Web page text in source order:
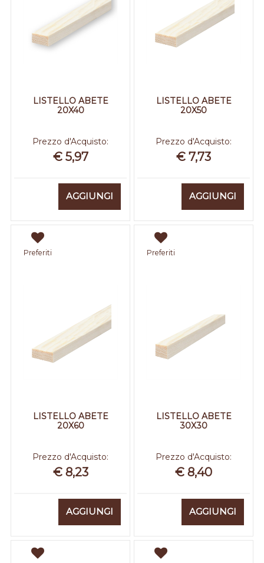
LISTELLO ABETE
20X40
Prezzo d'Acquisto:
€ 5,97
AGGIUNGI
LISTELLO ABETE
20X50
Prezzo d'Acquisto:
€ 7,73
AGGIUNGI
Preferiti
LISTELLO ABETE
20X60
Prezzo d'Acquisto:
€ 8,23
AGGIUNGI
Preferiti
LISTELLO ABETE
30X30
Prezzo d'Acquisto:
€ 8,40
AGGIUNGI